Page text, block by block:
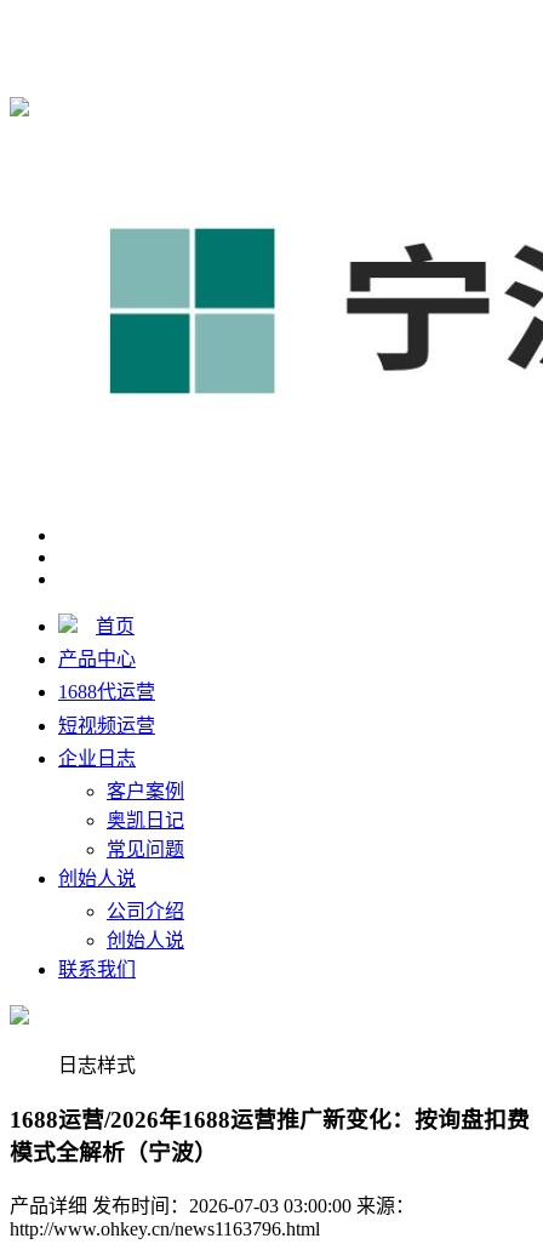
首页
产品中心
1688代运营
短视频运营
企业日志
客户案例
奥凯日记
常见问题
创始人说
公司介绍
创始人说
联系我们
日志样式
1688运营/2026年1688运营推广新变化：按询盘扣费
模式全解析（宁波）
产品详细 发布时间：2026-07-03 03:00:00 来源：
http://www.ohkey.cn/news1163796.html